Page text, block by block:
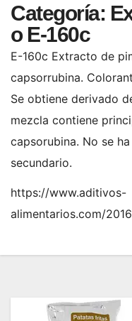
Categoría:
o E-160c
E-160c Extracto de
capsorrubina.
Se obtiene derivado
mezcla contiene
capsorubina. No se
secundario.
https://www.aditivos-
alimentarios.com/